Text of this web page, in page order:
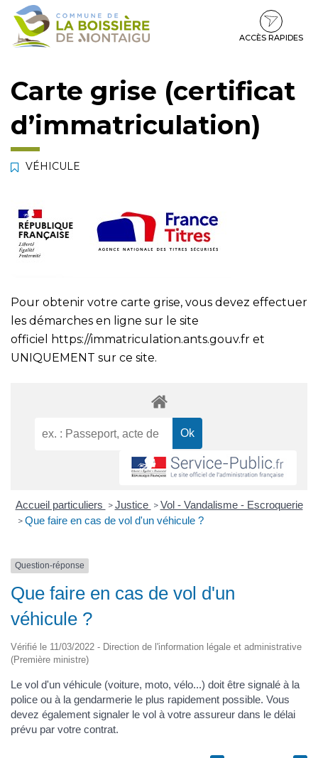
Gestion des traceurs
Aller
Aller
contenu
Aller
pied
ACCÈS RAPIDES
Carte grise (certificat
d’immatriculation)
VÉHICULE
Pour obtenir votre carte grise, vous devez effectuer
les démarches en ligne sur le site
officiel
https://immatriculation.ants.gouv.fr et
UNIQUEMENT sur ce site.
Accueil particuliers > Justice > Vol - Vandalisme - Escroquerie
> Que faire en cas de vol d'un véhicule ?
Question-réponse
Que faire en cas de vol d'un
véhicule ?
Vérifié le 11/03/2022 - Direction de l'information légale et administrative
(Première ministre)
Le vol d'un véhicule (voiture, moto, vélo...) doit être signalé à la
police ou à la gendarmerie le plus rapidement possible. Vous
devez également signaler le vol à votre assureur dans le délai
prévu par votre contrat.